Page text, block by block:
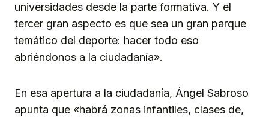
universidades desde la parte formativa. Y el
tercer gran aspecto es que sea un gran parque
temático del deporte: hacer todo eso
abriéndonos a la ciudadanía».
En esa apertura a la ciudadanía, Ángel Sabroso
apunta que «habrá zonas infantiles, clases de,